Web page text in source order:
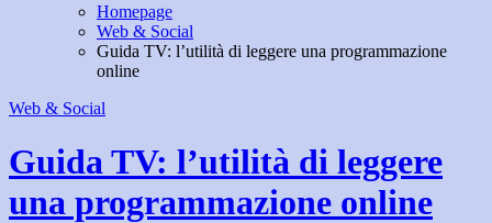
Homepage
Web & Social
Guida TV: l’utilità di leggere una programmazione
online
Web & Social
Guida TV: l’utilità di leggere
una programmazione online